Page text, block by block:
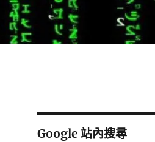
Google 站內搜尋